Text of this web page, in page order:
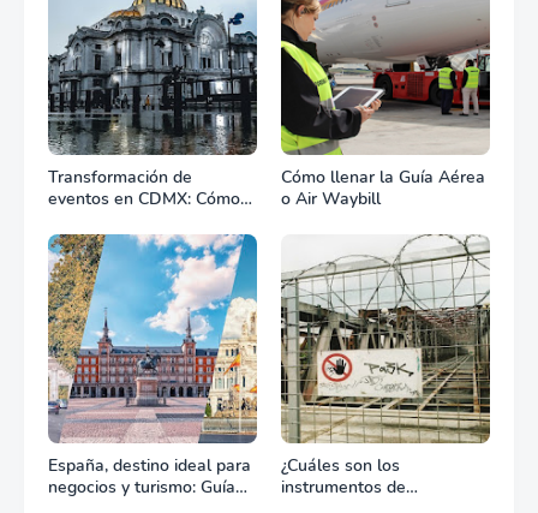
Transformación de
eventos en CDMX: Cómo
equipos define el éxito de
tu celebración
Cómo llenar la Guía Aérea
o Air Waybill
España, destino ideal para
negocios y turismo: Guía
¿Cuáles son los
instrumentos de